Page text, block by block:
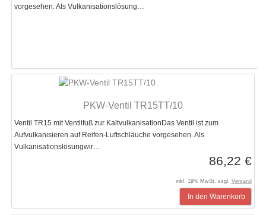
vorgesehen. Als Vulkanisationslösung…
PKW-Ventil TR15TT/10
Ventil TR15 mit Ventilfuß zur KaltvulkanisationDas Ventil ist zum
Aufvulkanisieren auf Reifen-Luftschläuche vorgesehen. Als
Vulkanisationslösungwir…
86,22 €
inkl. 19% MwSt. zzgl. Versand
In den Warenkorb